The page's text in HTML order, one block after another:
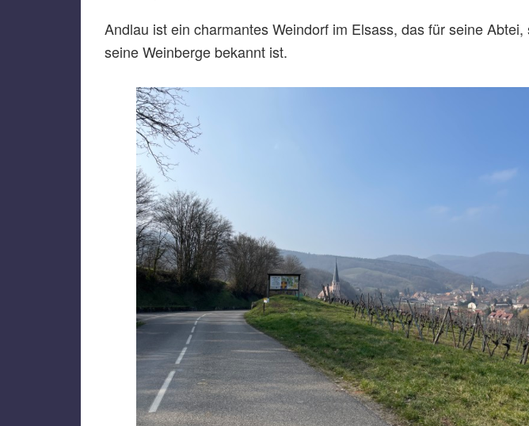
Andlau ist ein charmantes Weindorf im Elsass, das für seine
seine Weinberge bekannt ist.